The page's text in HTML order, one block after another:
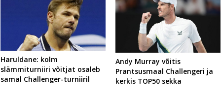
Haruldane: kolm
slämmiturniiri võitjat osaleb
samal Challenger-turniiril
Andy Murray võitis
Prantsusmaal Challengeri ja
kerkis TOP50 sekka